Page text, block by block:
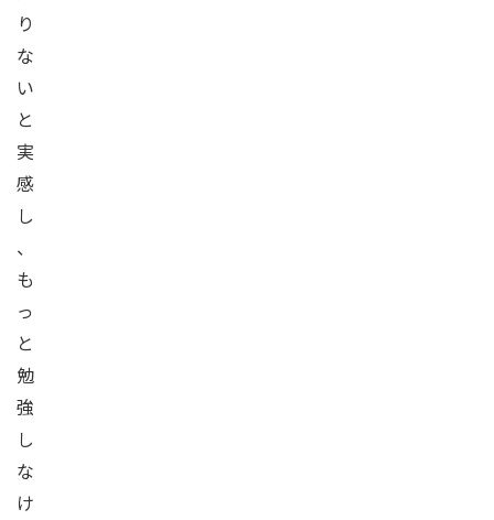
り
な
い
と
実
感
し
、
も
っ
と
勉
強
し
な
け